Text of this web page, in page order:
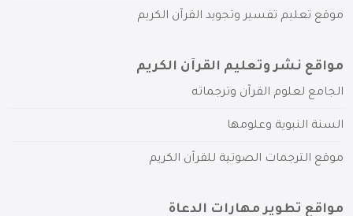
موقع تعليم تفسير وتجويد القرآن الكريم
مواقع نشر وتعليم القرآن الكريم
الجامع لعلوم القرآن وترجماته
السنة النبوية وعلومها
موقع الترجمات الصوتية للقرآن الكريم
مواقع تطوير مهارات الدعاة